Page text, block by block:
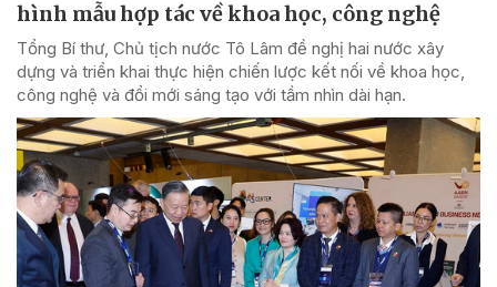
hình mẫu hợp tác về khoa học, công nghệ
Tổng Bí thư, Chủ tịch nước Tô Lâm đề nghị hai nước xây
dựng và triển khai thực hiện chiến lược kết nối về khoa học,
công nghệ và đổi mới sáng tạo với tầm nhìn dài hạn.